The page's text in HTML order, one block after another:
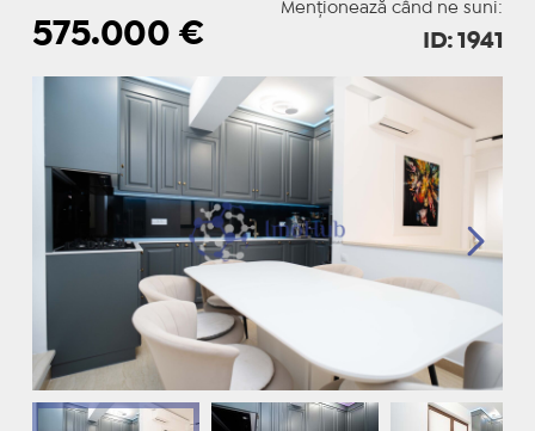
Menționează când ne suni:
575.000 € ID: 1941